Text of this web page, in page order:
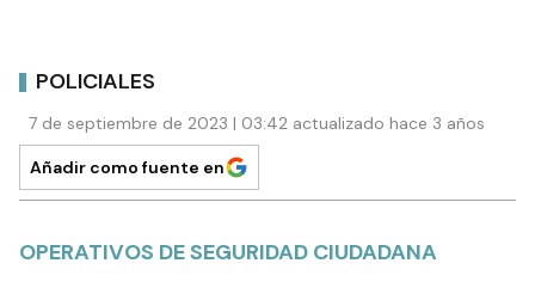
POLICIALES
7 de septiembre de 2023 | 03:42 actualizado hace 3 años
Añadir como fuente en
OPERATIVOS DE SEGURIDAD CIUDADANA